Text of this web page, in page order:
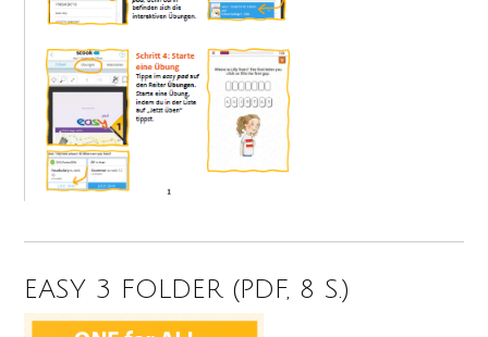
EASY 3 FOLDER (PDF, 8 S.)